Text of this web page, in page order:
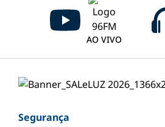
AO VIVO
Segurança